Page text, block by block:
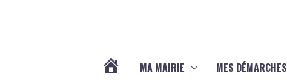
MA MAIRIE MES DÉMARCHES